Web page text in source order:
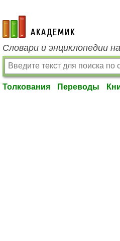
academic.ru
Словари и энциклопедии
Толкования Переводы